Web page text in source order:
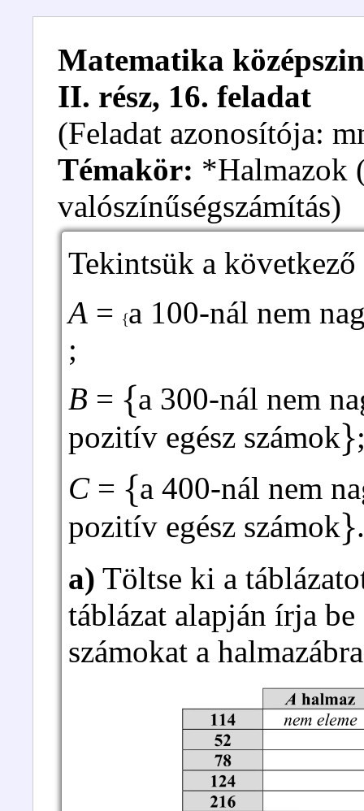
Matematika
II. rész, 16. feladat
(Feladat azonosítója:
Témakör: *Halmazok
valószínűségszámítás)
Tekintsük a
A = {a 100-nál nem
;
B = {a 300-nál nem
pozitív egész számok}
C= {a 400-nál nem
pozitív egész számok}
a) Töltse ki a
táblázat alapján írja
számokat a